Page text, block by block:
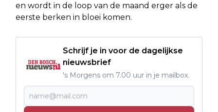
en wordt in de loop van de maand erger als de
eerste berken in bloei komen.
Schrijf je in voor de dagelijkse
nieuwsbrief
's Morgens om 7.00 uur in je mailbox.